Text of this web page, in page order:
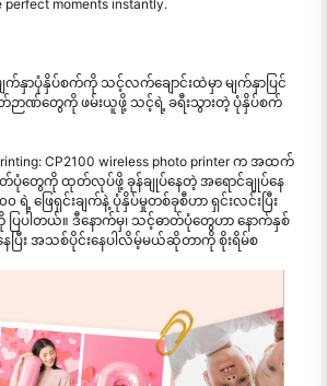
perfect moments instantly.
က်နှာပုံနှိပ်စက်ကို သင့်လက်ချောင်းထဲမှာ မျက်နှာပြင်
တ်ဉာဏ်တွေကို ဖမ်းယူဖို့ သင့်ရဲ့ ခရီးသွားတဲ့ ပုံနှိပ်စက်
CP2100 wireless photo printer က အထက်
ပုံတွေကို ထုတ်လုပ်ဖို့ ခုန်ချုပ်နေတဲ့ အရောင်ချုပ်နေ
ရဲ့ ဖြေရှင်းချက်နဲ့ ပုံနှိပ်မှုတစ်ခုစီဟာ ရှင်းလင်းပြီး
ပါတယ်။ ဒီနောက်မှ၊ သင့်ဓာတ်ပုံတွေဟာ နောက်နှစ်
ပြီး အသစ်ပိုင်းနေပါလိမ့်မယ်ဆိုတာကို စိုးရိမ်စ